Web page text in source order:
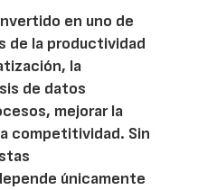
en uno de
de la productividad
la
de datos
mejorar la
competitividad. Sin
únicamente